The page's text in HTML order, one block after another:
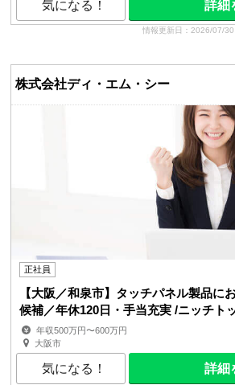
気になる！ 詳細
情報更新日：2026/07/30
株式会社ディ・エム・シー
正社員
【大阪／和泉市】タッチパネル製品に
候補／年休120日・手当充実 /ニッチト
年収500万円〜600万円
大阪市
気になる！ 詳細